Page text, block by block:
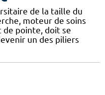
de la taille du
moteur de soins
de pointe, doit se
un des piliers